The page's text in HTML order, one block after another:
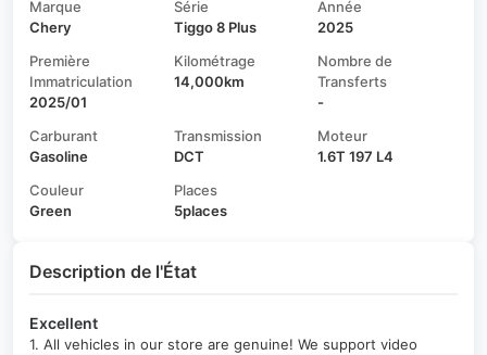
Marque
Chery
Série
Tiggo 8 Plus
Année
2025
Première
Immatriculation
2025/01
Kilométrage
14,000km
Nombre de
Transferts
-
Carburant
Gasoline
Transmission
DCT
Moteur
1.6T 197 L4
Couleur
Green
Places
5places
Description de l'État
Excellent
1. All vehicles in our store are genuine! We support video